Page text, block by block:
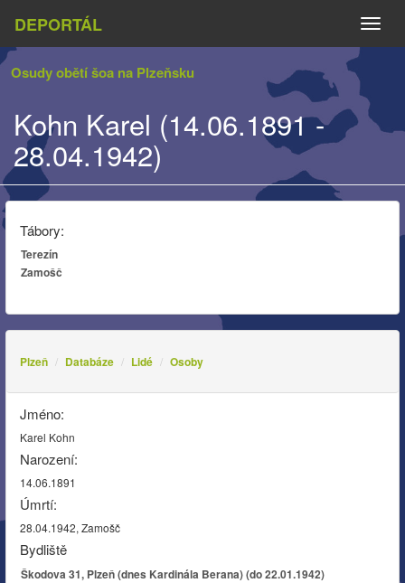
DEPORTÁL
Osudy obětí šoa na Plzeňsku
Kohn Karel (14.06.1891 -
28.04.1942)
Tábory:
Terezín
Zamošč
Plzeň Databáze Lidé Osoby
Jméno:
Karel Kohn
Narození:
14.06.1891
Úmrtí:
28.04.1942, Zamošč
Bydliště
Škodova 31, Plzeň (dnes Kardinála Berana) (do 22.01.1942)